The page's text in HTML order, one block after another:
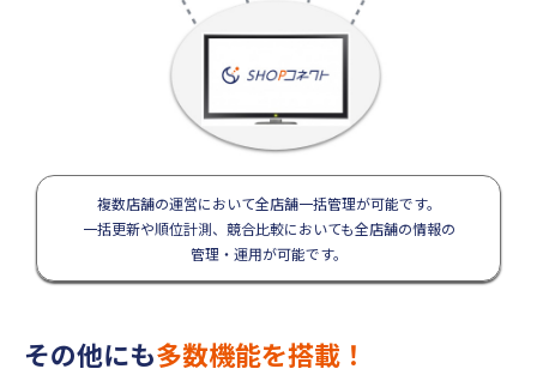
複数店舗の運営において全店舗一括管理が可能です。
一括更新や順位計測、競合比較においても全店舗の情報の
管理・運用が可能です。
その他にも多数機能を搭載！